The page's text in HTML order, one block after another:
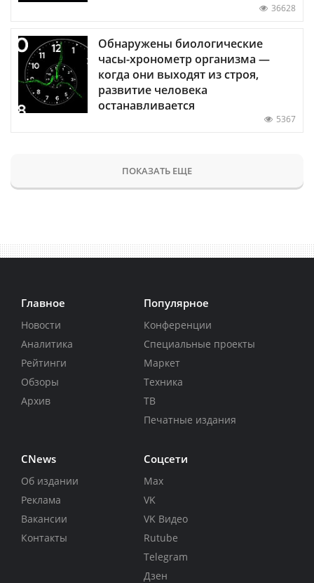
36628
Обнаружены биологические
часы-хронометр организма —
когда они выходят из строя,
развитие человека
останавливается
5367
ПОКАЗАТЬ ЕЩЕ
Главное
Новости
Аналитика
Рейтинги
Обзоры
Архив
Популярное
Конференции
Специальные проекты
Маркет
Техника
ТВ
Печатные издания
CNews
Об издании
Реклама
Вакансии
Контакты
Соцсети
Max
VK
VK Видео
Rutube
Telegram
Дзен